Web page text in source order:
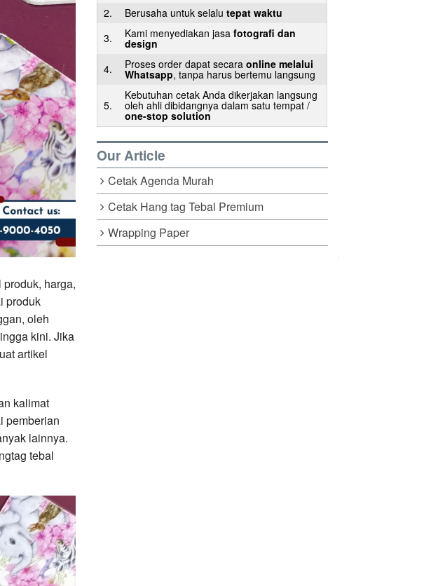
harga,
produk
oleh
kini. Jika
artikel
kalimat
pemberian
lainnya.
tebal
2.
Berusaha untuk selalu tepat waktu
3.
Kami menyediakan jasa fotografi dan
design
4.
Proses order dapat secara online melalui
Whatsapp, tanpa harus bertemu langsung
5.
Kebutuhan cetak Anda dikerjakan langsung
oleh ahli dibidangnya dalam satu tempat /
one-stop solution
Our Article
Cetak Agenda Murah
Cetak Hang tag Tebal Premium
Wrapping Paper